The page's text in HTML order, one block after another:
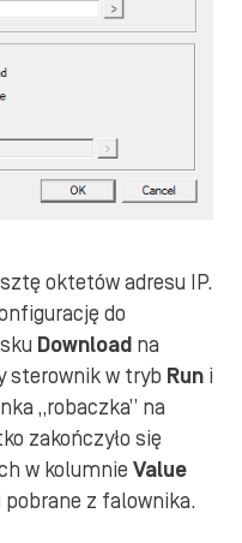
oktetów adresu IP.
do
Download na
sterownik w tryb Run i
„robaczka” na
zakończyło się
w kolumnie Value
z falownika.